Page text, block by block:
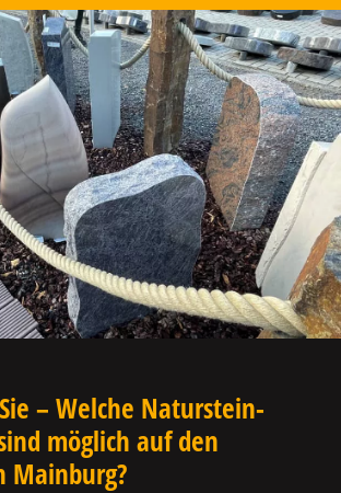
– Welche Naturstein-
möglich auf den
Mainburg?